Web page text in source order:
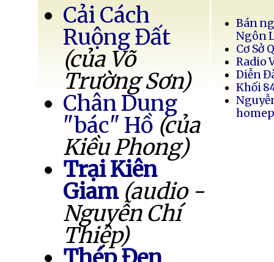
Cải Cách
Ruộng Đất
(của Võ
Trường Sơn)
Chân Dung
"bác" Hồ (của
Kiều Phong)
Trại Kiên
Giam (audio -
Nguyễn Chí
Thiệp)
Bán
Ngôn
Cơ Sở
Radio
Diễn
Khối